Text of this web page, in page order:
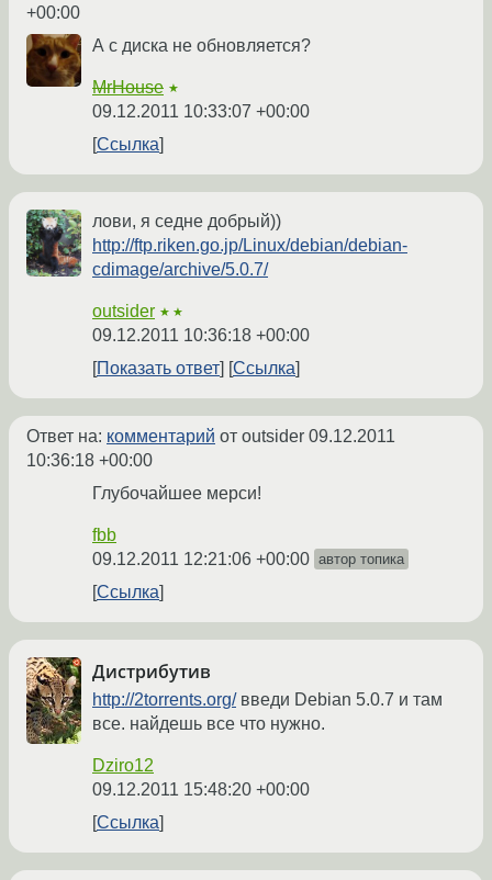
+00:00
А с диска не обновляется?
MrHouse ★
09.12.2011 10:33:07 +00:00
Ссылка
лови, я седне добрый))
http://ftp.riken.go.jp/Linux/debian/debian-
cdimage/archive/5.0.7/
outsider ★★
09.12.2011 10:36:18 +00:00
Показать ответ
Ссылка
Ответ на: комментарий от outsider 09.12.2011
10:36:18 +00:00
Глубочайшее мерси!
fbb
09.12.2011 12:21:06 +00:00 автор топика
Ссылка
Дистрибутив
http://2torrents.org/введи Debian 5.0.7 и там
все. найдешь все что нужно.
Dziro12
09.12.2011 15:48:20 +00:00
Ссылка